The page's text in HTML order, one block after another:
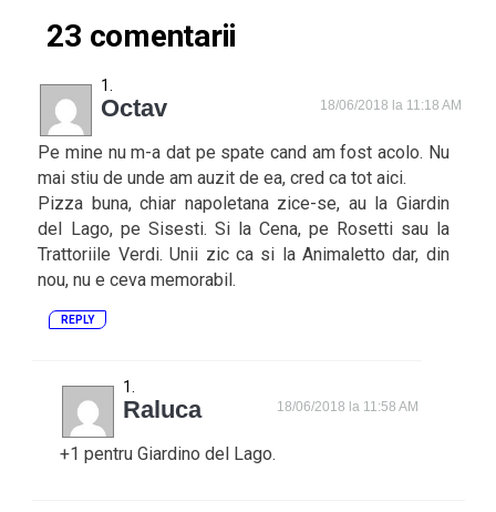
23 comentarii
Octav 18/06/2018 la 11:18 AM
Pe mine nu m-a dat pe spate cand am fost acolo. Nu
mai stiu de unde am auzit de ea, cred ca tot aici.
Pizza buna, chiar napoletana zice-se, au la Giardin
del Lago, pe Sisesti. Si la Cena, pe Rosetti sau la
Trattoriile Verdi. Unii zic ca si la Animaletto dar, din
nou, nu e ceva memorabil.
REPLY
Raluca 18/06/2018 la 11:58 AM
+1 pentru Giardino del Lago.